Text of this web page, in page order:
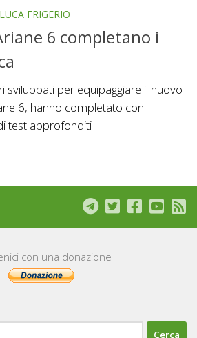
LUCA FRIGERIO
6 completano i
sviluppati per equipaggiare il nuovo
6, hanno completato con
test approfonditi
con una donazione